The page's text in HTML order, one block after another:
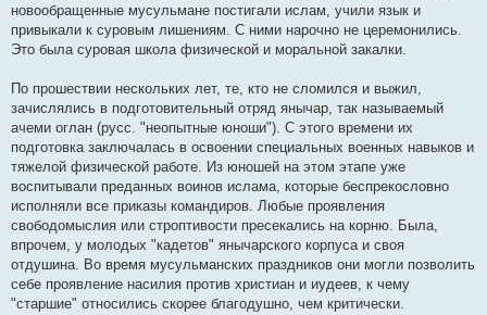
новообращенные мусульмане постигали ислам, учили язык и
привыкали к суровым лишениям. С ними нарочно не церемонились.
Это была суровая школа физической и моральной закалки.
По прошествии нескольких лет, те, кто не сломился и выжил,
зачислялись в подготовительный отряд янычар, так называемый
ачеми оглан (русс. "неопытные юноши"). С этого времени их
подготовка заключалась в освоении специальных военных навыков и
тяжелой физической работе. Из юношей на этом этапе уже
воспитывали преданных воинов ислама, которые беспрекословно
исполняли все приказы командиров. Любые проявления
свободомыслия или строптивости пресекались на корню. Была,
впрочем, у молодых "кадетов" янычарского корпуса и своя
отдушина. Во время мусульманских праздников они могли позволить
себе проявление насилия против христиан и иудеев, к чему
"старшие" относились скорее благодушно, чем критически.